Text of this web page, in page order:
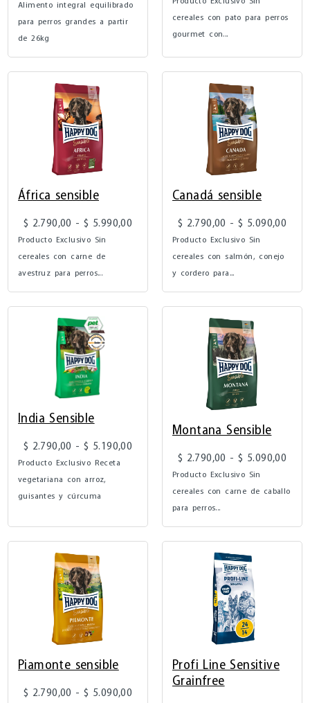
Alimento integral equilibrado
para perros grandes a partir
de 26kg
cereales con pato para perros
gourmet con...
África sensible
$ 2.790,00 - $ 5.990,00
Producto Exclusivo Sin
cereales con carne de
avestruz para perros...
Canadá sensible
$ 2.790,00 - $ 5.090,00
Producto Exclusivo Sin
cereales con salmón, conejo
y cordero para...
India Sensible
$ 2.790,00 - $ 5.190,00
Producto Exclusivo Receta
vegetariana con arroz,
guisantes y cúrcuma
Montana Sensible
$ 2.790,00 - $ 5.090,00
Producto Exclusivo Sin
cereales con carne de caballo
para perros...
Piamonte sensible
$ 2.790,00 - $ 5.090,00
Profi Line Sensitive
Grainfree